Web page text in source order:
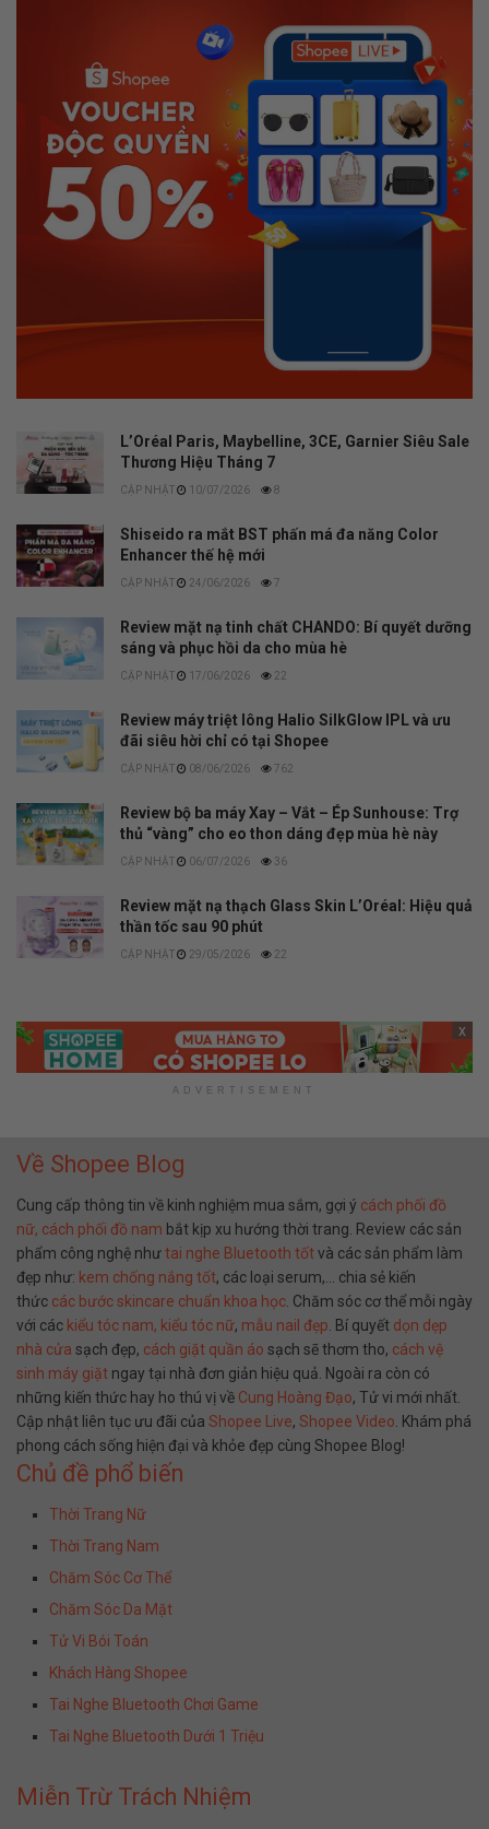
L’Oréal Paris, Maybelline, 3CE, Garnier Siêu Sale
Thương Hiệu Tháng 7
10/07/2026 8
Shiseido ra mắt BST phấn má đa năng Color
Enhancer thế hệ mới
24/06/2026 7
Review mặt nạ tinh chất CHANDO: Bí quyết dưỡng
sáng và phục hồi da cho mùa hè
17/06/2026 22
Review máy triệt lông Halio SilkGlow IPL và ưu
đãi siêu hời chỉ có tại Shopee
08/06/2026 762
Review bộ ba máy Xay – Vắt – Ép Sunhouse: Trợ
thủ “vàng” cho eo thon dáng đẹp mùa hè này
06/07/2026 36
Review mặt nạ thạch Glass Skin L’Oréal: Hiệu quả
thần tốc sau 90 phút
29/05/2026 22
x
ADVERTISEMENT
Về Shopee Blog
Cung cấp thông tin về kinh nghiệm mua sắm, gợi ý cách phối đồ
nữ, cách phối đồ nam bắt kịp xu hướng thời trang. Review các sản
phẩm công nghệ nhưtai nghe Bluetooth tốtvà các sản phẩm làm
đẹp như: kem chống nắng tốt, các loại serum,… chia sẻ kiến
thức các bước skincare chuẩn khoa học . Chăm sóc cơ thể mỗi ngày
với các kiểu tóc nam, kiểu tóc nữ, mẫu nail đẹp . Bí quyết dọn dẹp
nhà cửa sạch đẹp, cách giặt quần áo sạch sẽ thơm tho, cách vệ
sinh máy giặt ngay tại nhà đơn giản hiệu quả. Ngoài ra còn có
những kiến thức hay ho thú vị về Cung Hoàng Đạo, Tử vi mới nhất.
Cập nhật liên tục ưu đãi của Shopee Live, Shopee Video . Khám phá
phong cách sống hiện đại và khỏe đẹp cùng Shopee Blog!
Chủ đề phổ biến
Thời Trang Nữ
Thời Trang Nam
Chăm Sóc Cơ Thể
Chăm Sóc Da Mặt
Tử Vi Bói Toán
Khách Hàng Shopee
Tai Nghe Bluetooth Chơi Game
Tai Nghe Bluetooth Dưới 1 Triệu
Miễn Trừ Trách Nhiệm